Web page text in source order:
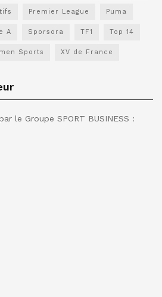
Premier League Puma
A Sporsora TF1 Top 14
Sports XV de France
le Groupe SPORT BUSINESS :